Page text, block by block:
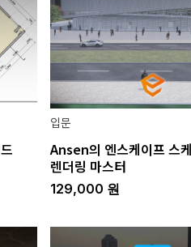
입문
Ansen의 엔스케이프 스
렌더링 마스터
129,000 원